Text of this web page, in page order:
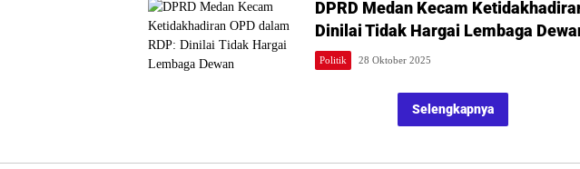
DPRD Medan Kecam
Dinilai Tidak Hargai Lembaga
Politik 28 Oktober 2025
Selengkapnya